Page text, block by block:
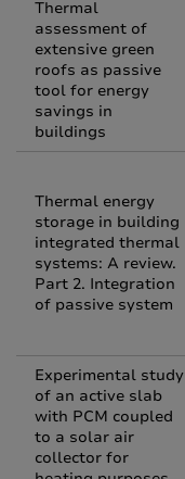
Thermal
assessment of
extensive green
roofs as passive
tool for energy
savings in
buildings
Thermal energy
storage in building
integrated thermal
systems: A review.
Part 2. Integration
of passive system
Experimental study
of an active slab
with PCM coupled
to a solar air
collector for